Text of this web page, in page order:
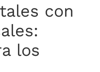
con
los